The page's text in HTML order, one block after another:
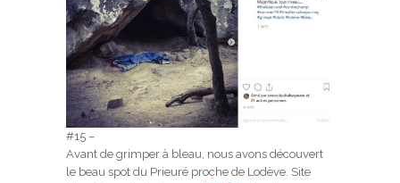
#15 –
Avant de grimper à bleau, nous avons découvert
le beau spot du Prieuré proche de Lodève. Site